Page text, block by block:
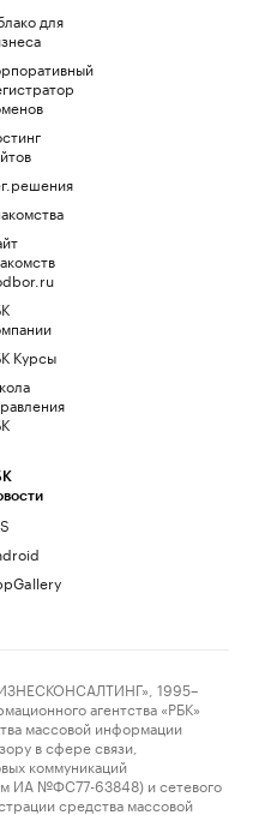
для
Курсы
1995–
агентства «РБК»
массовой информации
в сфере связи,
коммуникаций
ИА №ФС77-63848) и сетевого
средства массовой